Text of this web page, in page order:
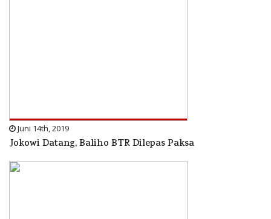
Juni 14th, 2019
Jokowi Datang, Baliho BTR Dilepas Paksa